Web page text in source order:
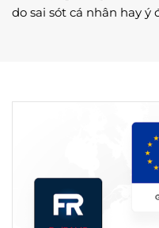
do sai sót cá nhân hay ý